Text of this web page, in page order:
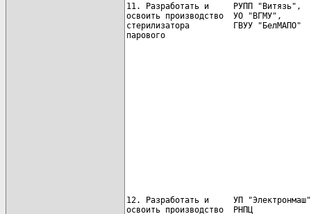
11. Разработать и     РУПП
освоить производство  УО
стерилизатора         ГВУУ "БелМАПО"
парового
12. Разработать и     УП
освоить производство  РНПЦ